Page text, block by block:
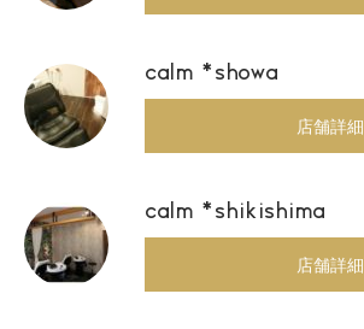
calm *showa
店舗詳細
calm *shikishima
店舗詳細